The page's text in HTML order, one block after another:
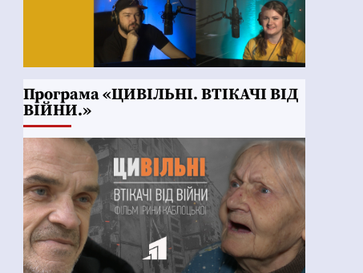
Програма «ЦИВІЛЬНІ. ВТІКАЧІ ВІД
ВІЙНИ.»